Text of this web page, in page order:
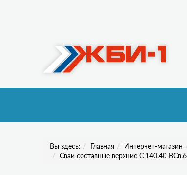
Вы здесь: Главная Интернет-магазин
Сваи составные верхние С 140.40-ВСв.6